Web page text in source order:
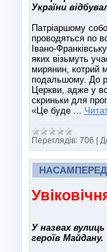
України
Патріаршому
проводяться по
Івано-
яких візьмуть
мирянин, котрий
подальшому. До
Церкви, адже у
скриньки для
«Це буде
Переглядів: 706 |
НАСАМПЕРЕД
У назвах
героїв Майдану.